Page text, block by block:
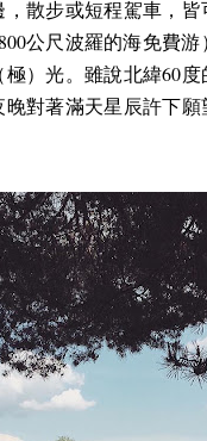
散步或短程駕車，
公尺波羅的海免費
）光。雖說北緯60
對著滿天星辰許下